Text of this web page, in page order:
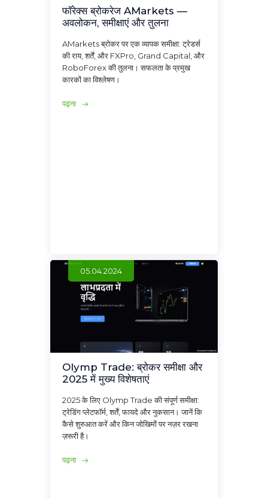
फॉरेक्स ब्रोकरेज AMarkets —
अवलोकन, समीक्षाएं और तुलना
AMarkets ब्रोकर पर एक व्यापक समीक्षा: ट्रेडर्स
की राय, शर्तें, और FXPro, Grand Capital, और
RoboForex की तुलना। सफलता के प्रमुख
कारकों का विश्लेषण।
पढ़ना
05.04.2024
Olymp Trade: ब्रोकर समीक्षा और
2025 में मुख्य विशेषताएं
2025 के लिए Olymp Trade की संपूर्ण समीक्षा:
ट्रेडिंग प्लेटफॉर्म, शर्तें, फायदे और नुकसान। जानें कि
कैसे शुरुआत करें और किन जोखिमों पर नज़र रखना
ज़रूरी है।
पढ़ना